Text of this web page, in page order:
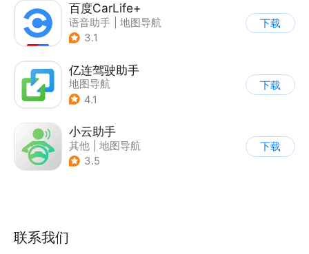
百度CarLife+
语音助手
地图导航
3.1
下载
亿连驾驶助手
地图导航
4.1
下载
小云助手
其他
地图导航
3.5
下载
联系我们